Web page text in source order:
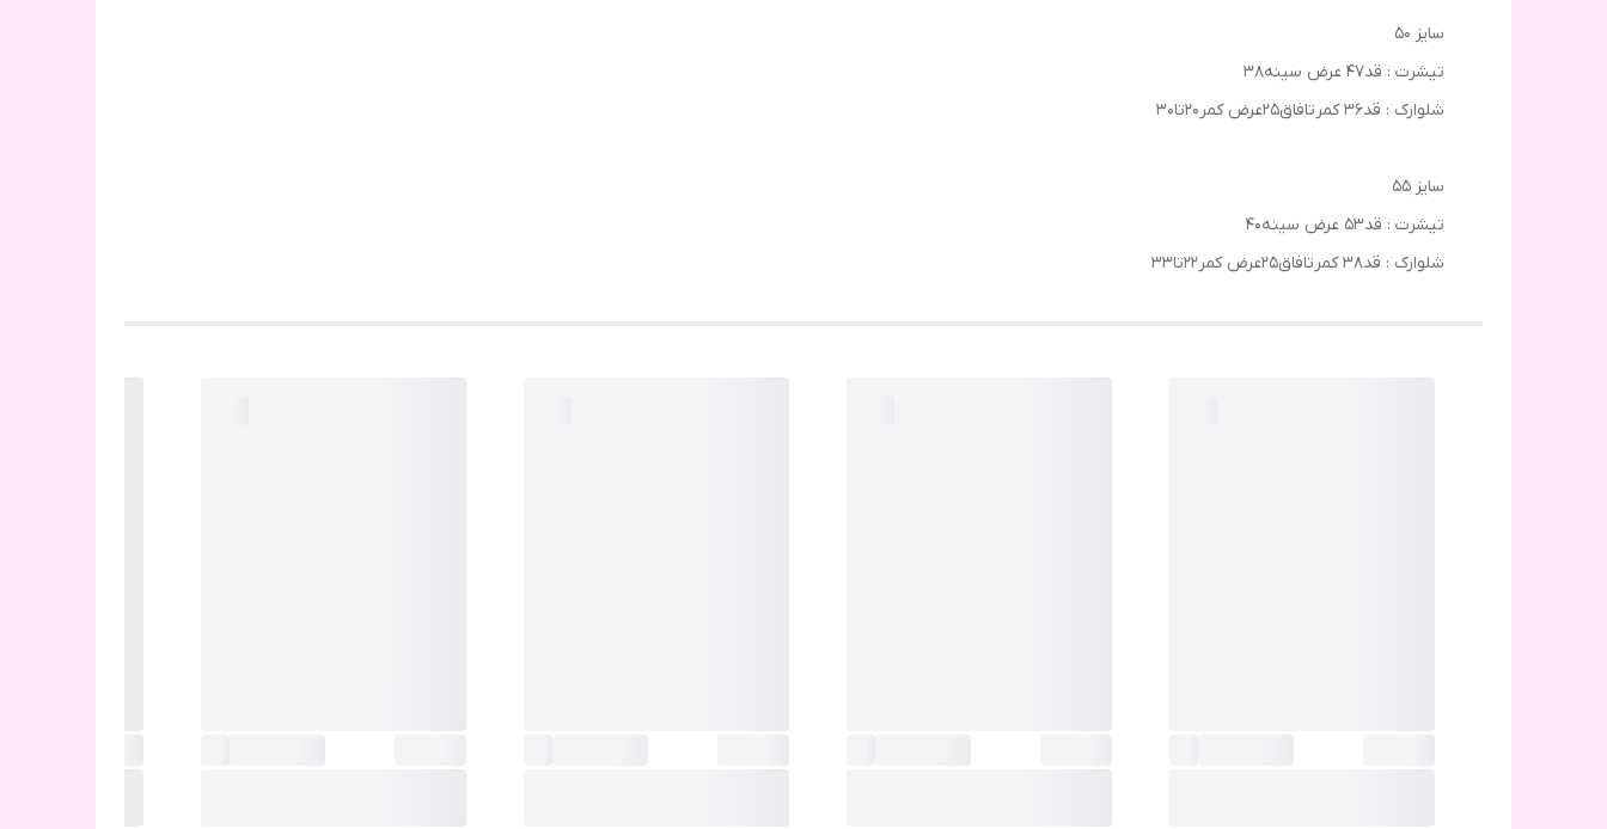
سایز ۵۰
تیشرت : قد۴۷ عرض سینه۳۸
شلوارک : قد۳۶ کمرتافاق۲۵عرض کمر۲۰تا۳۰
سایز ۵۵
تیشرت : قد۵۳ عرض سینه۴۰
شلوارک : قد۳۸ کمرتافاق۲۵عرض کمر۲۲تا۳۳